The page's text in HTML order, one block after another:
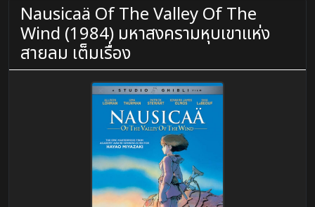
Nausicaä Of The Valley Of The
Wind (1984) มหาสงครามหุบเขาแห่ง
สายลม เต็มเรื่อง